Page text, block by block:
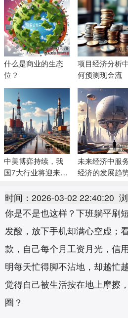
什么是商业的生态
位？
项目经济分析
何预测现金流
中美博弈持续，我
国7大行业将迎来大
未来经济中服
经济的发展趋
时间：2026-03-02 22:40:20
你是不是也这样？下班躺平刷
发酸，放下手机却满心空虚；
款，自己每个月工资月光，信
明每天忙得脚不沾地，却越忙
觉得自己被生活按在地上摩擦
圈？